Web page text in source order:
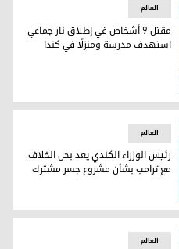
العالم
مقتل 9 أشخاص في إطلاق نار جماعي
استهدف مدرسة ومنزلًا في كندا
الخلاف مع ترامب بشأن مشروع
العالم
رئيس الوزراء الكندي يعد بحل الخلاف
مع ترامب بشأن مشروع جسر مشترك
العالم